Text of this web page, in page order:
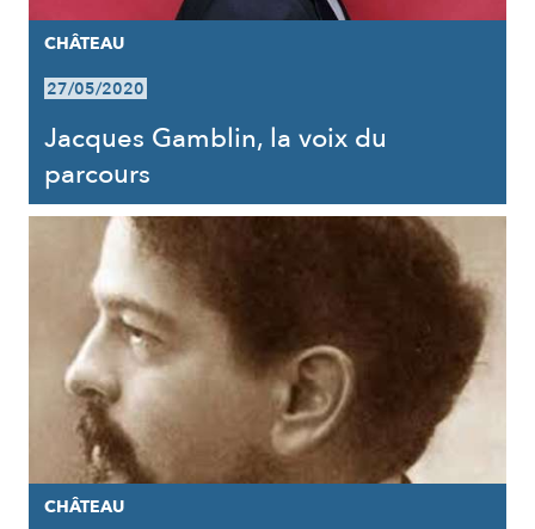
CHÂTEAU
27/05/2020
Jacques Gamblin, la voix du
parcours
CHÂTEAU